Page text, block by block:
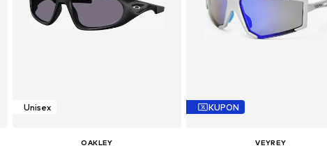
Unisex
OAKLEY
KUPON
VEYREY